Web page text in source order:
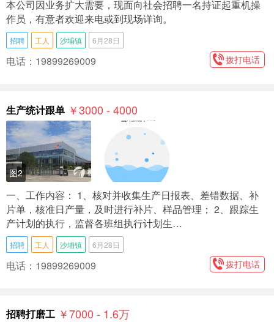
本公司因业务扩大需要，现面向社会招聘一名持证起重机操
作员，有意者欢迎来电或到现场详询。
招聘 工人 沙埔镇 6月28日
电话：19899269009 拨打电话
生产统计跟单 ￥3000 - 4000
图2
一、工作内容： 1、核对并收集生产日报表、差错数据、补
片单，核准日产量，及时进行补片、样品管理； 2、跟踪生
产计划的执行，监督各班组执行计划生…
招聘 工人 沙埔镇 6月28日
电话：19899269009 拨打电话
招聘打磨工 ￥7000 - 1.6万